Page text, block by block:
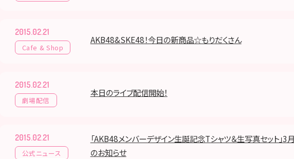
2015.02.21
Cafe & Shop
AKB48&SKE48！今日の新商品☆もりだくさん
2015.02.21
劇場配信
本日のライブ配信開始！
2015.02.21
公式ニュース
「AKB48メンバーデザイン生誕記念Tシャツ＆生写真セット」3
のお知らせ